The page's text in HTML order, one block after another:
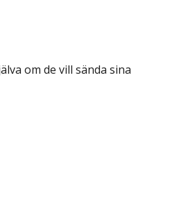
om de vill sända sina